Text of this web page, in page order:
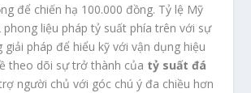
để chiến hạ 100.000 đồng. Tỷ lệ Mỹ
liệu pháp tỷ suất phía trên với sự
giải pháp để hiểu kỹ với vận dụng hiệu
theo dõi sự trở thành của tỷ suất đá
người chủ với góc chú ý đa chiều hơn